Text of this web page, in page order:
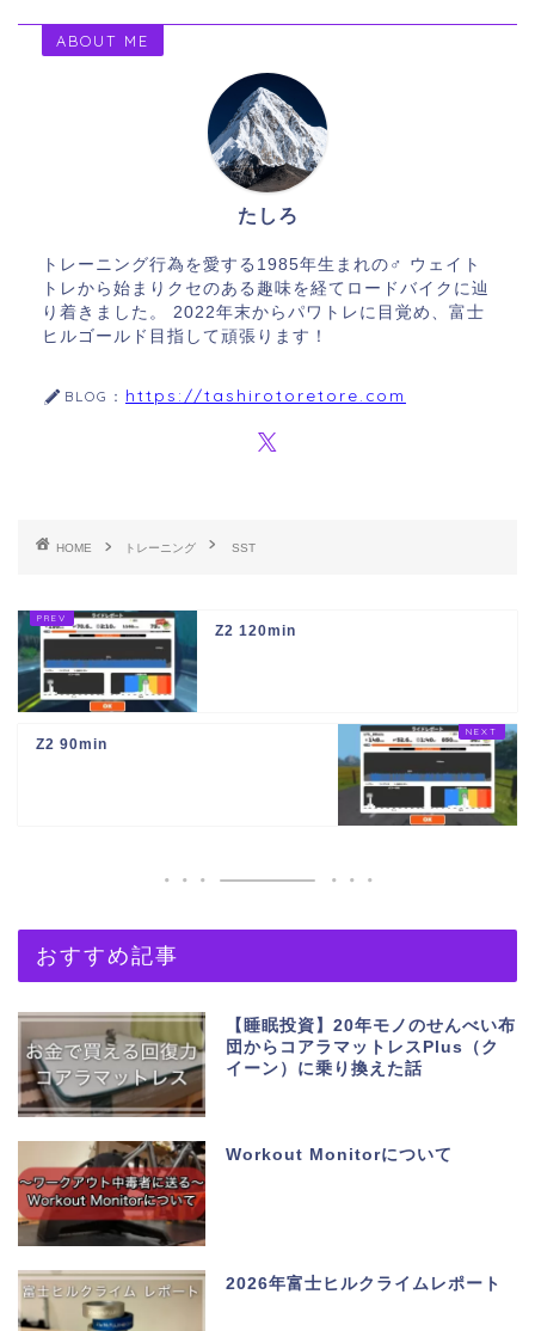
ABOUT ME
たしろ
トレーニング行為を愛する1985年生まれの♂ ウェイト
トレから始まりクセのある趣味を経てロードバイクに辿
り着きました。 2022年末からパワトレに目覚め、富士
ヒルゴールド目指して頑張ります！
BLOG： https://tashirotoretore.com
HOME トレーニング SST
Z2 120min
Z2 90min
おすすめ記事
【睡眠投資】20年モノのせんべい布
団からコアラマットレスPlus（ク
イーン）に乗り換えた話
Workout Monitorについて
2026年富士ヒルクライムレポート